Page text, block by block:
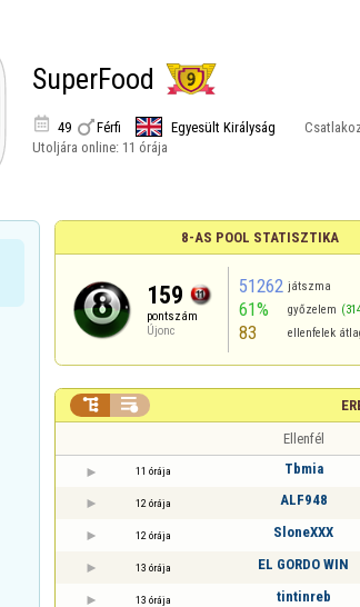
SuperFood
 49 Férfi Egyesült Királyság
Utoljára online: 11 órája
8-AS POOL STATISZTIKA
159
pontszám
Újonc
51262 játszma
61% győzelem
83 ellenfelek
 
Ellenfél
11 órája Tbmia
12 órája ALF948
12 órája SloneXXX
13 órája EL GORDO WIN
13 órája tintinreb